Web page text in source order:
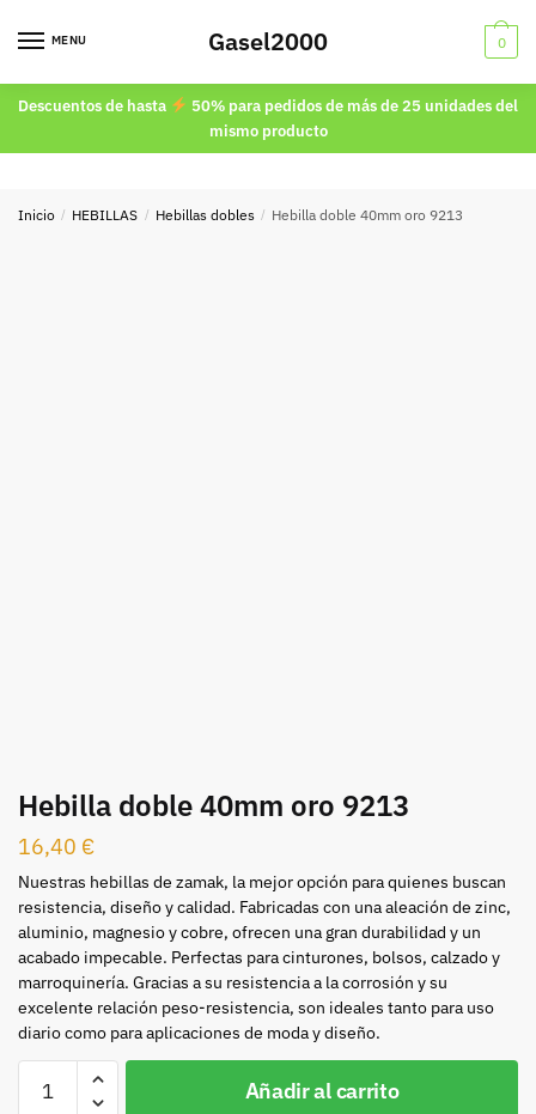
MENU Gasel2000 0
Descuentos de hasta
50% para pedidos de más de 25 unidades del
mismo producto
Inicio / HEBILLAS / Hebillas dobles / Hebilla doble 40mm oro 9213
Hebilla doble 40mm oro 9213
16,40 €
Nuestras hebillas de zamak, la mejor opción para quienes buscan
resistencia, diseño y calidad. Fabricadas con una aleación de zinc,
aluminio, magnesio y cobre, ofrecen una gran durabilidad y un
acabado impecable. Perfectas para cinturones, bolsos, calzado y
marroquinería. Gracias a su resistencia a la corrosión y su
excelente relación peso-resistencia, son ideales tanto para uso
diario como para aplicaciones de moda y diseño.
doble
Añadir al carrito